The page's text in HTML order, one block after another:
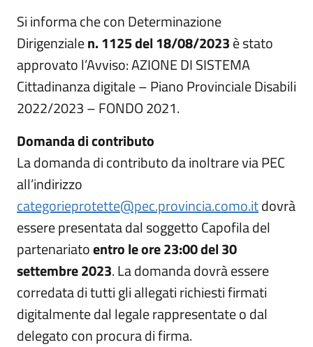
Si informa che con Determinazione
Dirigenzialen. 1125 del 18/08/2023è stato
approvato l’Avviso: AZIONE DI SISTEMA
Cittadinanza digitale – Piano Provinciale Disabili
2022/2023 – FONDO 2021.
Domanda di contributo
La domanda di contributo da inoltrare via PEC
all’indirizzo
categorieprotette@pec.provincia.como.itdovrà
essere presentata dal soggetto Capofila del
partenariatoentro le ore 23:00 del 30
settembre 2023. La domanda dovrà essere
corredata di tutti gli allegati richiesti firmati
digitalmente dal legale rappresentate o dal
delegato con procura di firma.